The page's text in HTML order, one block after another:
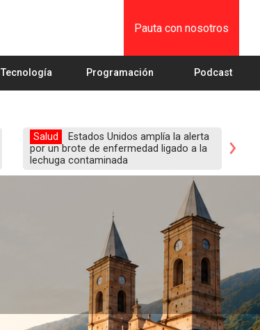
Pauta con nosotros
Tecnología Programación Podcast
Salud
Estados Unidos amplía la alerta
por un brote de enfermedad ligado a la
lechuga contaminada